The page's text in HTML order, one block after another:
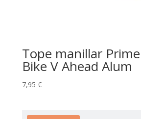
Tope manillar
Bike V Ahead Alum
7,95 €